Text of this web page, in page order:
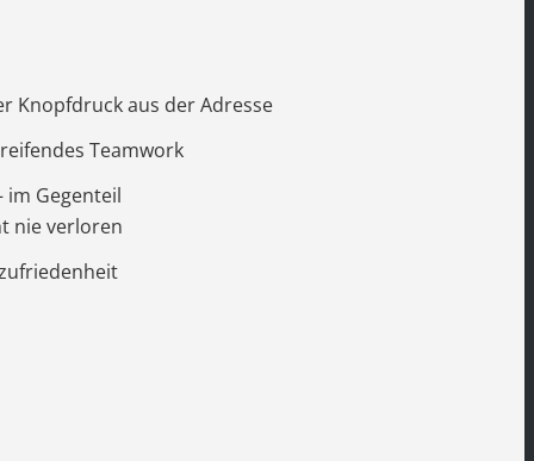
Knopfdruck aus der Adresse
Teamwork
Gegenteil
nie verloren